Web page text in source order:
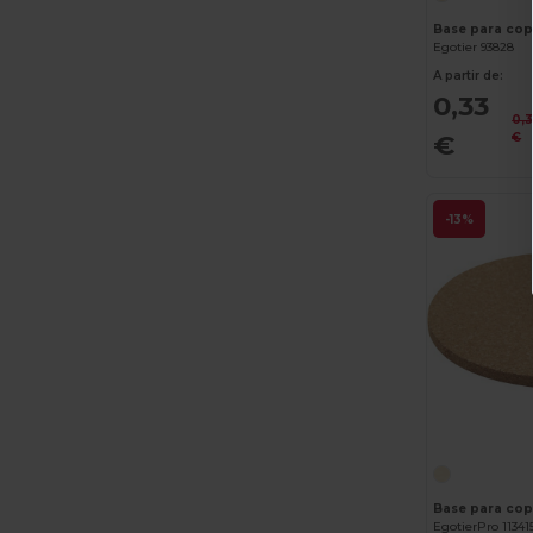
Base para
Egotier 93828
A partir de:
0,33
€
0,37
€
-13%
EgotierPro